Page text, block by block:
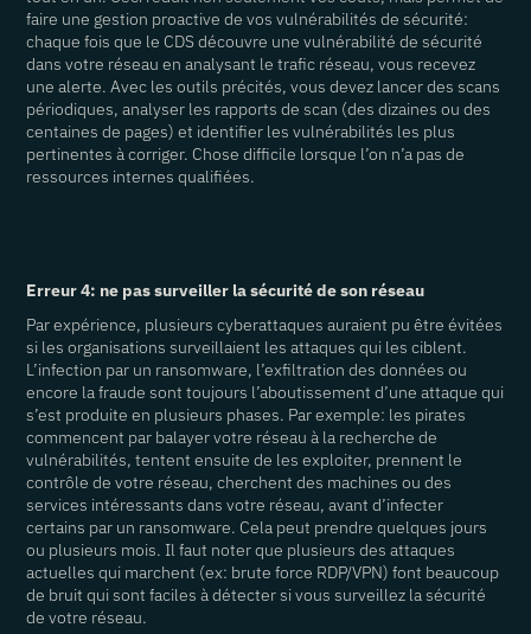
faire une gestion proactive de vos vulnérabilités de sécurité:
chaque fois que le CDS découvre une vulnérabilité de sécurité
dans votre réseau en analysant le trafic réseau, vous recevez
une alerte. Avec les outils précités, vous devez lancer des scans
périodiques, analyser les rapports de scan (des dizaines ou des
centaines de pages) et identifier les vulnérabilités les plus
pertinentes à corriger. Chose difficile lorsque l’on n’a pas de
ressources internes qualifiées.
Erreur 4: ne pas surveiller la sécurité de son réseau
Par expérience, plusieurs cyberattaques auraient pu être évitées
si les organisations surveillaient les attaques qui les ciblent.
L’infection par un ransomware, l’exfiltration des données ou
encore la fraude sont toujours l’aboutissement d’une attaque qui
s’est produite en plusieurs phases. Par exemple: les pirates
commencent par balayer votre réseau à la recherche de
vulnérabilités, tentent ensuite de les exploiter, prennent le
contrôle de votre réseau, cherchent des machines ou des
services intéressants dans votre réseau, avant d’infecter
certains par un ransomware. Cela peut prendre quelques jours
ou plusieurs mois. Il faut noter que plusieurs des attaques
actuelles qui marchent (ex: brute force RDP/VPN) font beaucoup
de bruit qui sont faciles à détecter si vous surveillez la sécurité
de votre réseau.